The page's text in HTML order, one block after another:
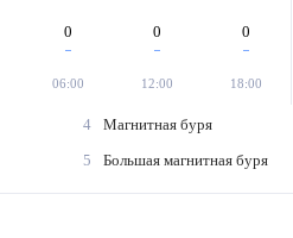
0
06:00
0
12:00
0
18:00
4
Магнитная буря
5
Большая магнитная буря